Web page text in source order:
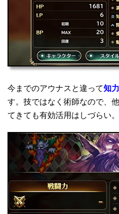
今までのアウナスと違って知
す。技ではなく術師なので、
てきても有効活用はしづらい。